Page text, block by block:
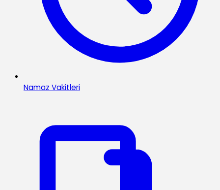
Namaz Vakitleri